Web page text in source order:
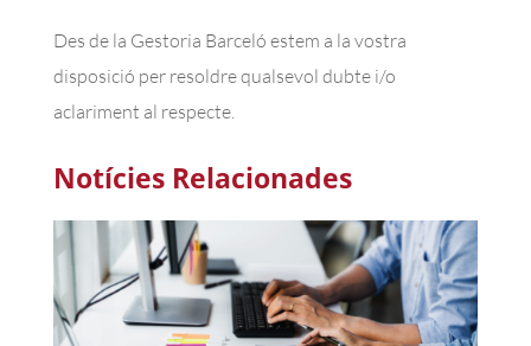
Des de la Gestoria Barceló estem a la vostra
disposició per resoldre qualsevol dubte i/o
aclariment al respecte.
Notícies Relacionades